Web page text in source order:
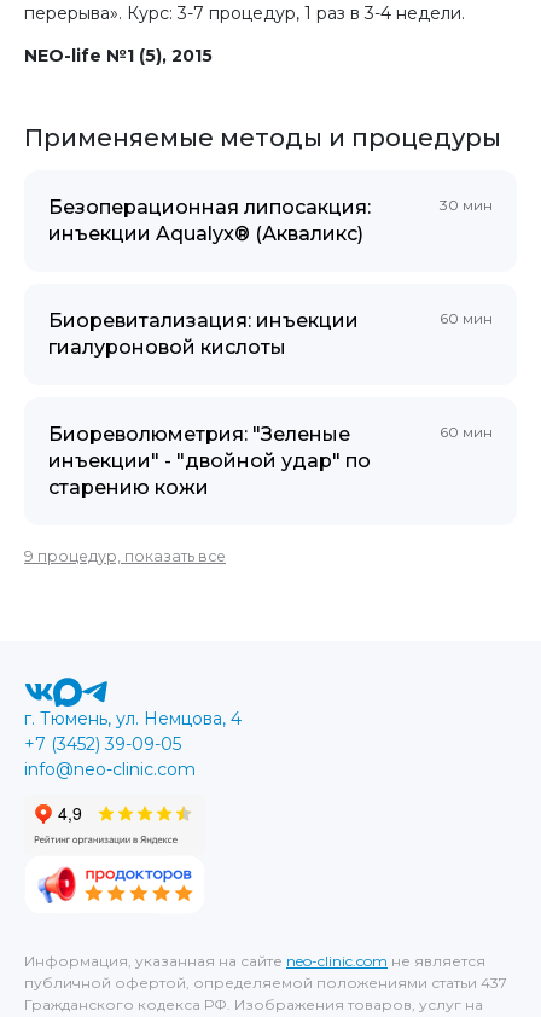
перерыва». Курс: 3-7 процедур, 1 раз в 3-4 недели.
NEO-life №1 (5), 2015
Применяемые методы и процедуры
Безоперационная липосакция:
инъекции Aqualyx® (Акваликс)
30 мин
Биоревитализация: инъекции
гиалуроновой кислоты
60 мин
Биореволюметрия: "Зеленые
инъекции" - "двойной удар" по
старению кожи
60 мин
9 процедур, показать все
Информация, указанная на сайте neo-clinic.com не является
публичной офертой, определяемой положениями статьи 437
Гражданского кодекса РФ. Изображения товаров, услуг на
г. Тюмень, ул. Немцова, 4
+7 (3452) 39-09-05
info@neo-clinic.com